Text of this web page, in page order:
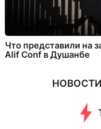
Что представили на
Alif Conf в Душанбе